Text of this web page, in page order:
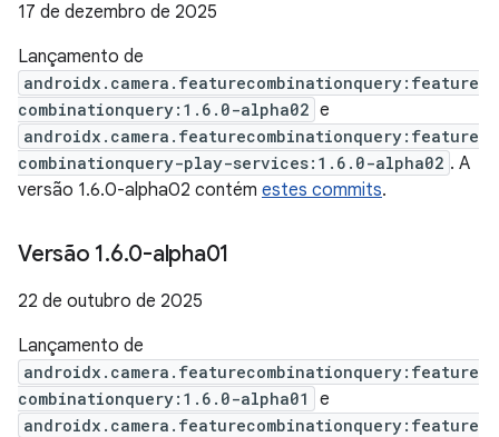
17 de dezembro de 2025
Lançamento de
androidx.camera.featurecombinationquery:feature
combinationquery:1.6.0-alpha02 e
androidx.camera.featurecombinationquery:feature
combinationquery-play-services:1.6.0-alpha02 . A
versão 1.6.0-alpha02 contém estes commits.
Versão 1.6.0-alpha01
22 de outubro de 2025
Lançamento de
androidx.camera.featurecombinationquery:feature
combinationquery:1.6.0-alpha01
e
androidx.camera.featurecombinationquery:feature